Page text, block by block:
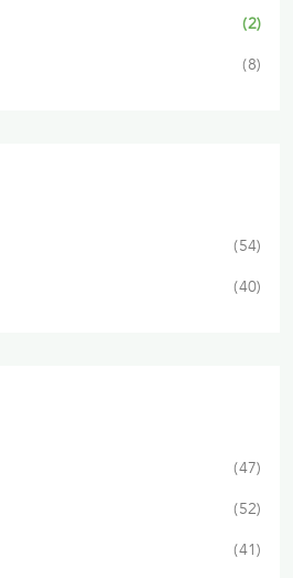
2
8
54
40
47
52
41